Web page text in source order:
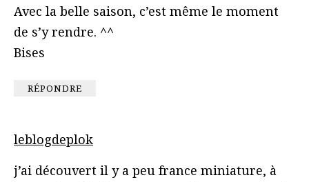
Avec la belle saison, c’est même le moment
de s’y rendre. ^^
Bises
RÉPONDRE
leblogdeplok
j’ai découvert il y a peu france miniature, à